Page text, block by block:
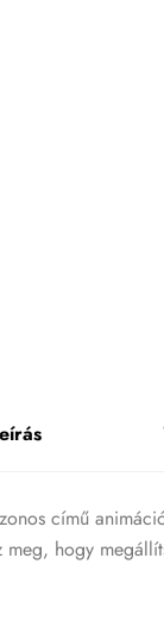
című
hogy